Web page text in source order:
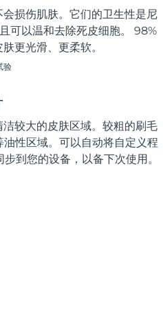
损伤肌肤。它们的卫生性是尼
可以温和去除死皮细胞。 98%
更光滑、更柔软。
验
较大的皮肤区域。较粗的刷毛
油性区域。可以自动将自定义程
到您的设备，以备下次使用。